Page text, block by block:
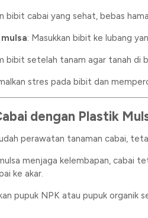
bibit cabai yang sehat, bebas
: Masukkan bibit ke lubang
bibit setelah tanam agar tanah di
stres pada bibit dan
dengan Plastik
perawatan tanaman cabai,
menjaga kelembapan, cabai
ke akar.
pupuk NPK atau pupuk organik